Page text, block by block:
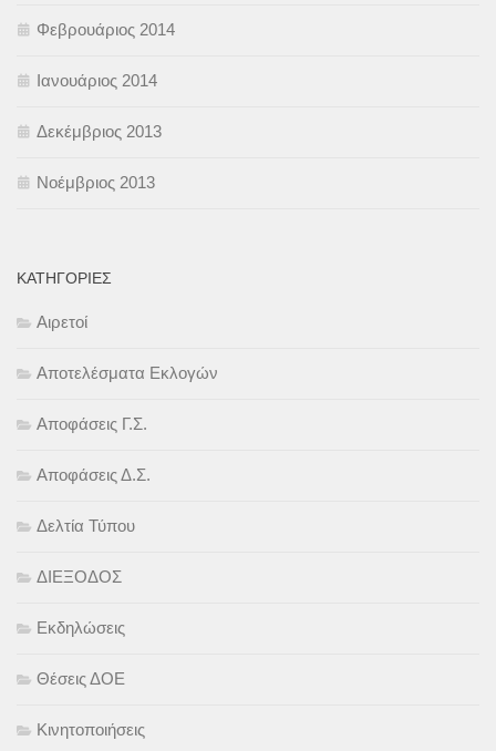
Φεβρουάριος 2014
Ιανουάριος 2014
Δεκέμβριος 2013
Νοέμβριος 2013
KΑΤΗΓΟΡΊΕΣ
Αιρετοί
Αποτελέσματα Εκλογών
Αποφάσεις Γ.Σ.
Αποφάσεις Δ.Σ.
Δελτία Τύπου
ΔΙΕΞΟΔΟΣ
Εκδηλώσεις
Θέσεις ΔΟΕ
Κινητοποιήσεις